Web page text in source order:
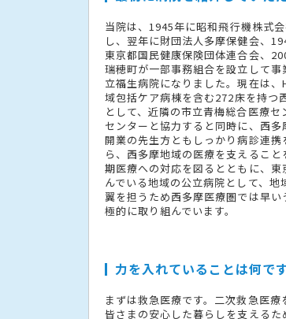
当院は、1945年に昭和飛行機株式
し、翌年に財団法人多摩保健会、
東京都国民健康保険団体連合会、
瑞穂町が一部事務組合を設立して
立福生病院になりました。現在は
域包括ケア病棟を含む272床を持つ
として、近隣の市立青梅総合医療
センターと協力すると同時に、西
開業の先生方ともしっかり病診連
ら、西多摩地域の医療を支えるこ
期医療への対応を図るとともに、
んでいる地域の公立病院として、地
翼を担うため西多摩医療圏では早
極的に取り組んでいます。
力を入れていることは何で
まずは救急医療です。二次救急医
皆さまの安心した暮らしを支える